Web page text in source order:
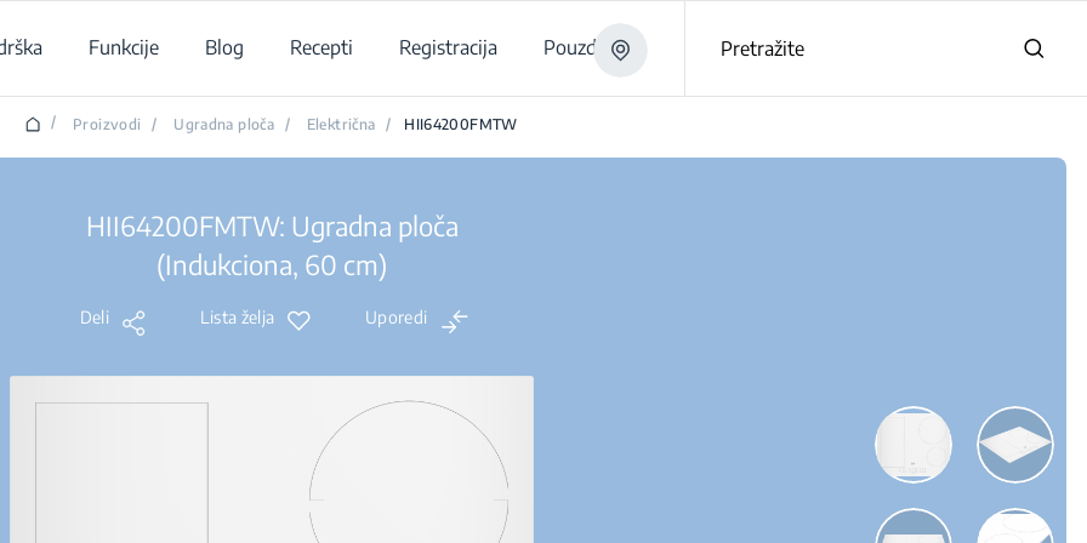
Funkcije Blog Recepti Registracija Pouzdano Pretražite
/ Proizvodi / Ugradna ploča / Električna / HII64200FMTW
HII64200FMTW: Ugradna ploča
(Indukciona, 60 cm)
Deli Lista želja Uporedi